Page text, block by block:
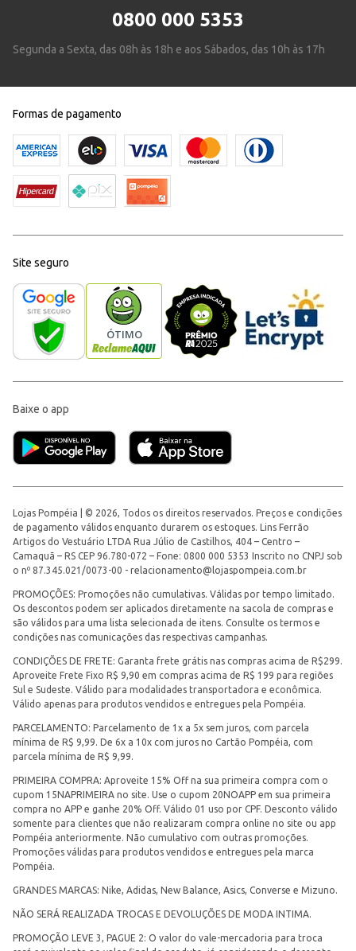
0800 000 5353
Segunda a Sexta, das 08h às 18h e aos Sábados, das 10h às 17h
Formas de pagamento
Site seguro
Baixe o app
Lojas Pompéia | © 2026, Todos os direitos reservados. Preços e condições
de pagamento válidos enquanto durarem os estoques. Lins Ferrão
Artigos do Vestuário LTDA Rua Júlio de Castilhos, 404 – Centro –
Camaquã – RS CEP 96.780-072 – Fone: 0800 000 5353 Inscrito no CNPJ sob
o nº 87.345.021/0073-00 - relacionamento@lojaspompeia.com.br
PROMOÇÕES: Promoções não cumulativas. Válidas por tempo limitado.
Os descontos podem ser aplicados diretamente na sacola de compras e
são válidos para uma lista selecionada de itens. Consulte os termos e
condições nas comunicações das respectivas campanhas.
CONDIÇÕES DE FRETE: Garanta frete grátis nas compras acima de R$299.
Aproveite Frete Fixo R$ 9,90 em compras acima de R$ 199 para regiões
Sul e Sudeste. Válido para modalidades transportadora e econômica.
Válido apenas para produtos vendidos e entregues pela Pompéia.
PARCELAMENTO: Parcelamento de 1x a 5x sem juros, com parcela
mínima de R$ 9,99. De 6x a 10x com juros no Cartão Pompéia, com
parcela mínima de R$ 9,99.
PRIMEIRA COMPRA: Aproveite 15% Off na sua primeira compra com o
cupom 15NAPRIMEIRA no site. Use o cupom 20NOAPP em sua primeira
compra no APP e ganhe 20% Off. Válido 01 uso por CPF. Desconto válido
somente para clientes que não realizaram compra online no site ou app
Pompéia anteriormente. Não cumulativo com outras promoções.
Promoções válidas para produtos vendidos e entregues pela marca
Pompéia.
GRANDES MARCAS: Nike, Adidas, New Balance, Asics, Converse e Mizuno.
NÃO SERÁ REALIZADA TROCAS E DEVOLUÇÕES DE MODA INTIMA.
PROMOÇÃO LEVE 3, PAGUE 2: O valor do vale-mercadoria para troca